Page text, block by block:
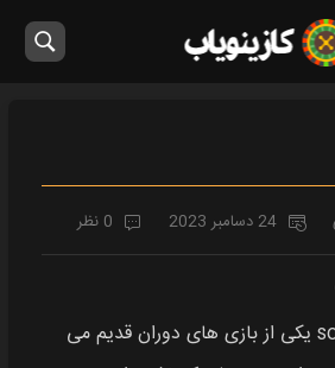
24 دسامبر 2023 0 نظر
بازی سولیتر solitaire یکی از بازی های دوران قدیم می